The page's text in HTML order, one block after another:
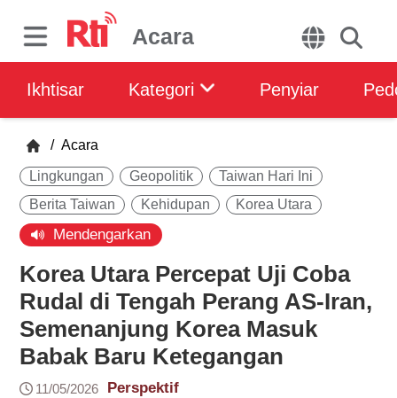
Acara
Ikhtisar Kategori Penyiar
/ Acara
Lingkungan Geopolitik
Taiwan Hari Ini
Berita Taiwan
Kehidupan Korea Utara
Mendengarkan
Korea Utara Percepat Uji Coba
Rudal di Tengah Perang AS-Iran,
Semenanjung Korea Masuk
Babak Baru Ketegangan
11/05/2026 Perspektif